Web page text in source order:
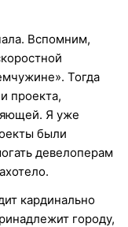
Вспомним,
Тогда
проекта,
Я уже
были
девелоперам
кардинально
городу,